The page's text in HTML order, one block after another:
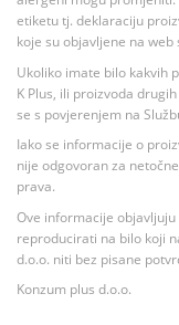
etiketu tj. deklaraciju
koje su objavljene na web
Ukoliko imate bilo kakvih
K Plus, ili proizvoda
se s povjerenjem na
Iako se informacije o
nije odgovoran za
prava.
Ove informacije
reproducirati na bilo koji
d.o.o. niti bez pisane
Konzum plus d.o.o.